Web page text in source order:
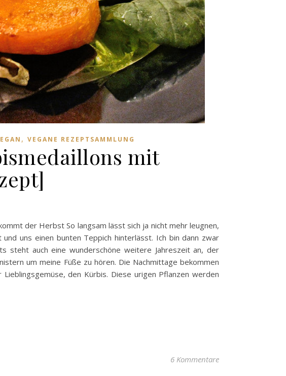
, VEGANE REZEPTSAMMLUNG
mit
der Herbst So langsam lässt sich ja nicht mehr leugnen,
uns einen bunten Teppich hinterlässt. Ich bin dann zwar
steht auch eine wunderschöne weitere Jahreszeit an, der
um meine Füße zu hören. Die Nachmittage bekommen
den Kürbis. Diese urigen Pflanzen werden
6 Kommentare